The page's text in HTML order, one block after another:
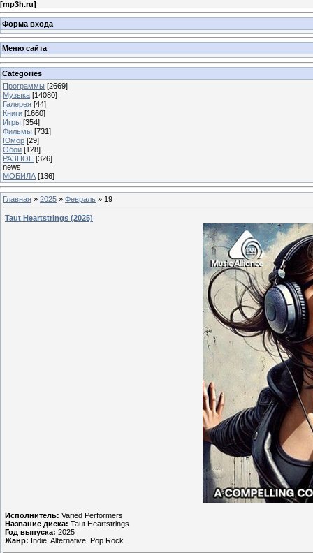
[mp3h.ru]
Форма входа
Меню сайта
Categories
Программы [2669]
Музыка [14080]
Галерея [44]
Книги [1660]
Игры [354]
Фильмы [731]
Юмор [29]
Обои [128]
РАЗНОЕ [326]
news
МОБИЛА [136]
Главная » 2025 » Февраль » 19
Taut Heartstrings (2025)
Исполнитель: Varied Performers
Название диска: Taut Heartstrings
Год выпуска: 2025
Жанр: Indie, Alternative, Pop Rock